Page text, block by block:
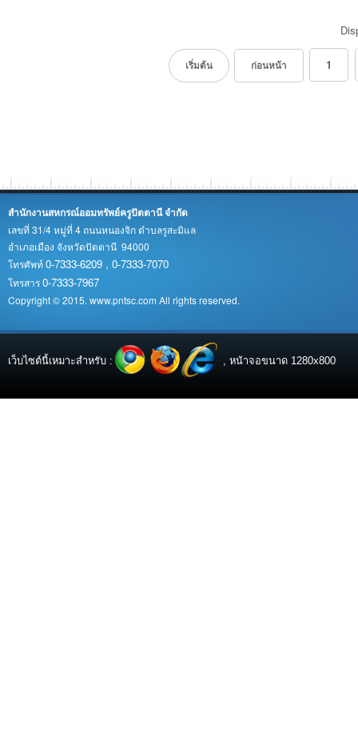
เริ่มต้น ก่อนหน้า 1
สำนักงานสหกรณ์ออมทรัพย์ครูปัตตานี จำกัด
เลขที่ 31/4 หมู่ที่ 4 ถนนหนองจิก ตำบลรูสะมิแล
อำเภอเมือง จังหวัดปัตตานี 94000
โทรศัพท์0-7333-6209 , 0-7333-7070
โทรสาร0-7333-7967
Copyright © 2015. www.pntsc.com All rights reserved.
เว็บไซต์นี้เหมาะสำหรับ : , หน้าจอขนาด 1280x800